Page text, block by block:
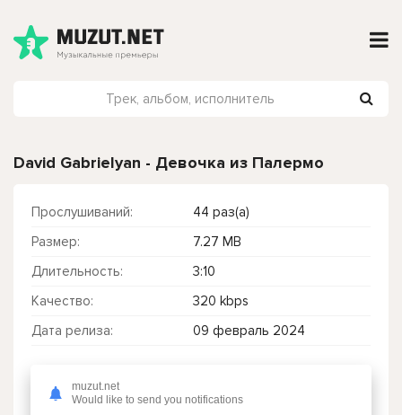
David Gabrielyan - Девочка из Палермо
Прослушиваний:
44 раз(а)
Размер:
7.27 MB
Длительность:
3:10
Качество:
320 kbps
Дата релиза:
09 февраль 2024
muzut.net
Would like to send you notifications